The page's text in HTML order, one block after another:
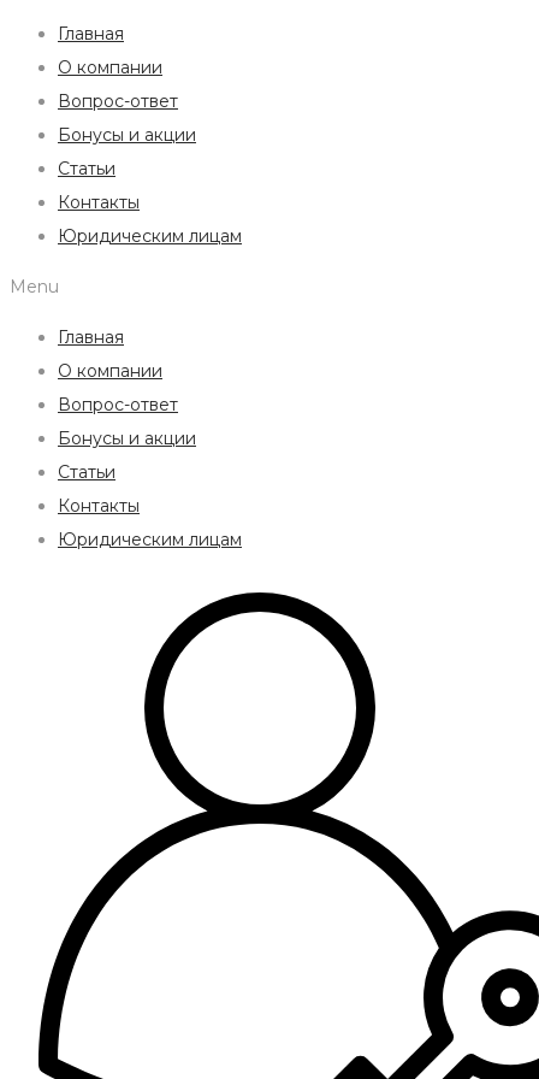
Главная
О компании
Вопрос-ответ
Бонусы и акции
Статьи
Контакты
Юридическим лицам
Menu
Главная
О компании
Вопрос-ответ
Бонусы и акции
Статьи
Контакты
Юридическим лицам